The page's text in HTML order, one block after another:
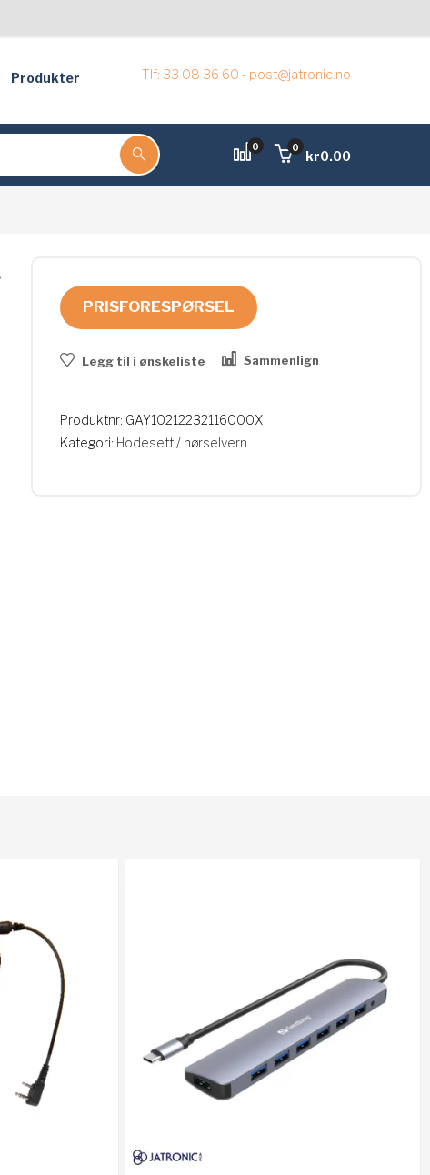
Produkter Tlf: 33 08 36 60 - post@jatronic.no
0
kr0.00
0
PRISFORESPØRSEL
Legg til i ønskeliste Sammenlign
Produktnr: GAY10212232116000X
Kategori: Hodesett / hørselvern